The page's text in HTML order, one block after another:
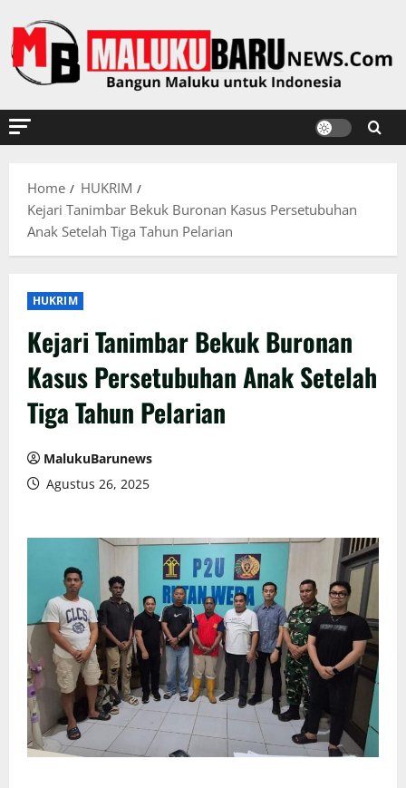
to
content
Home
HUKRIM
Kejari Tanimbar Bekuk Buronan Kasus Persetubuhan
Anak Setelah Tiga Tahun Pelarian
HUKRIM
Kejari Tanimbar Bekuk Buronan
Kasus Persetubuhan Anak Setelah
Tiga Tahun Pelarian
MalukuBarunews
Agustus 26, 2025